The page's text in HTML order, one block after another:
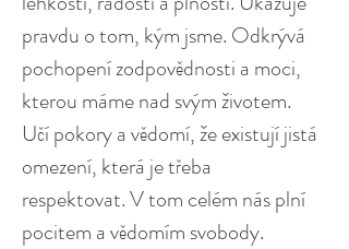
pravdu o tom, kým jsme. Odkrývá
pochopení zodpovědnosti a moci,
kterou máme nad svým životem.
Učí pokory a vědomí, že existují jistá
omezení, která je třeba
respektovat. V tom celém nás plní
pocitem a vědomím svobody.